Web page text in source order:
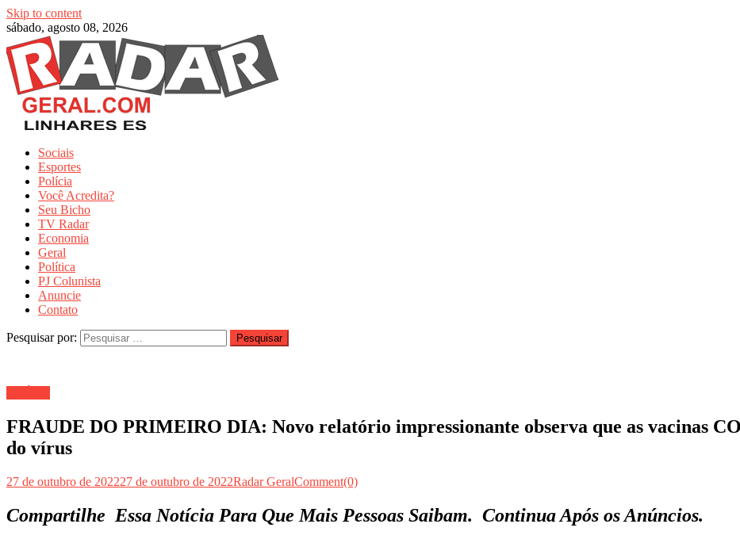
Skip to content
sábado, agosto 08, 2026
Sociais
Esportes
Polícia
Você Acredita?
Seu Bicho
TV Radar
Economia
Geral
Política
PJ Colunista
Anuncie
Contato
Pesquisar por:
FRAUDE DO PRIMEIRO DIA: Novo relatório impressionante observa que as vacinas
do vírus
27 de outubro de 202227 de outubro de 2022Radar GeralComment(0)
Compartilhe Essa Notícia Para Que Mais Pessoas Saibam. Continua Após os Anúncios.